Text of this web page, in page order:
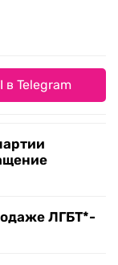
в Telegram
ЛГБТ*-